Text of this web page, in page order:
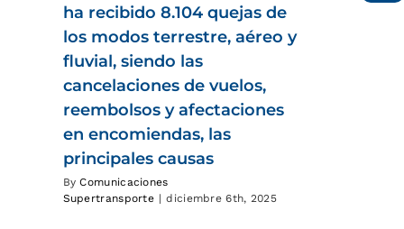
ha recibido 8.104 quejas de
los modos terrestre, aéreo y
fluvial, siendo las
cancelaciones de vuelos,
reembolsos y afectaciones
en encomiendas, las
principales causas
ByComunicaciones
Supertransporte | diciembre 6th, 2025